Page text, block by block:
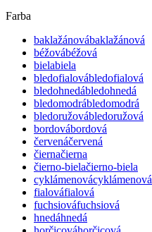
Farba
baklažánovábaklažánová
béžovábéžová
bielabiela
bledofialovábledofialová
bledohnedábledohnedá
bledomodrábledomodrá
bledoružovábledoružová
bordovábordová
červenáčervená
čiernačierna
čierno-bielačierno-biela
cyklámenovácyklámenová
fialováfialová
fuchsiováfuchsiová
hnedáhnedá